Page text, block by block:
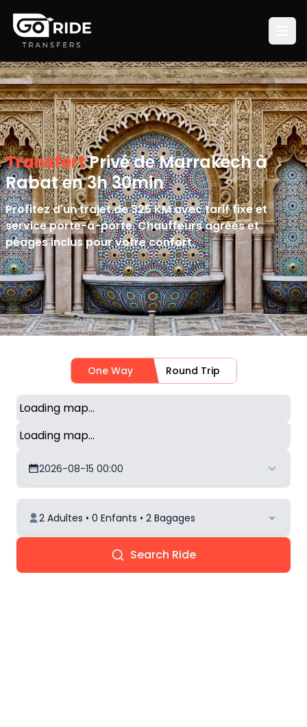
TransfertPrivé de Marrakech à
Rabat en 3h 30min
Profitez d'un trajet de 325 KM avec tarif fixe et
service porte-à-porte. Chauffeurs agréés et
péages inclus pour votre confort.
One Way Round Trip
Loading map...
Loading map...
2026-08-15 00:00
2 Adultes • 0 Enfants • 2 Bagages
Search Ride